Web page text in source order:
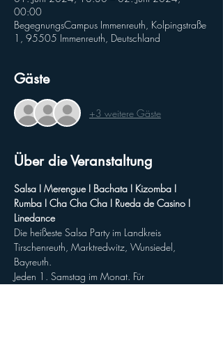
00:00
BegegnungsCampus Immenreuth, Kolpingstraße
1, 95505 Immenreuth, Deutschland
Gäste
+3 weitere Gäste
Über die Veranstaltung
Salsa I Merengue I Bachata I Kizomba I
Rumba I Cha Cha Cha I Rueda de Casino I
Linedance
Die heißeste Salsa Party im Landkreis
Tirschenreuth, Marktredwitz, Wunsiedel,
Bayreuth.
Jeden 1. Samstag im Monat. Für